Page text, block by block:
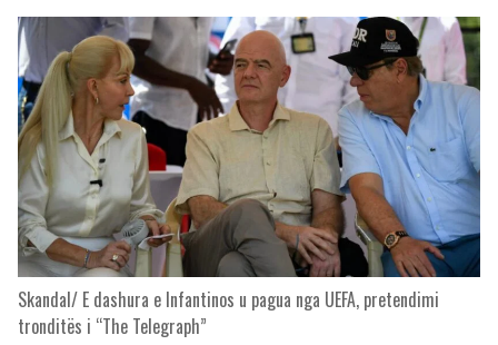
Skandal/ E dashura e Infantinos u pagua nga UEFA, pretendimi
tronditës i “The Telegraph”